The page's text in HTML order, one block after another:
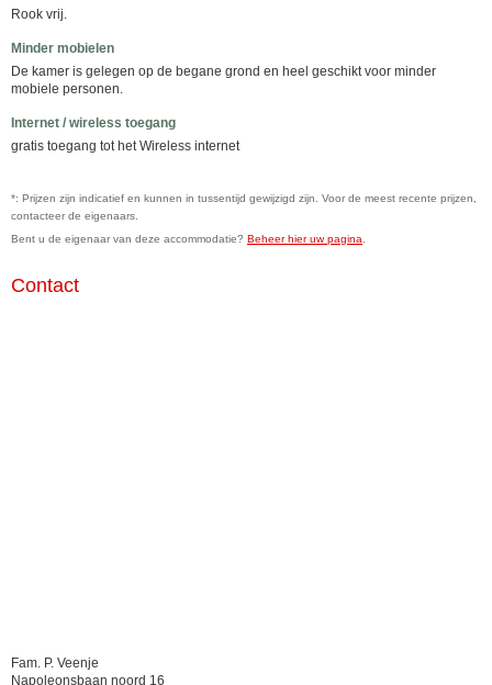
Rook vrij.
Minder mobielen
De kamer is gelegen op de begane grond en heel geschikt voor minder
mobiele personen.
Internet / wireless toegang
gratis toegang tot het Wireless internet
*: Prijzen zijn indicatief en kunnen in tussentijd gewijzigd zijn. Voor de meest recente prijzen,
contacteer de eigenaars.
Bent u de eigenaar van deze accommodatie? Beheer hier uw pagina
Contact
Fam. P. Veenje
Napoleonsbaan noord 16